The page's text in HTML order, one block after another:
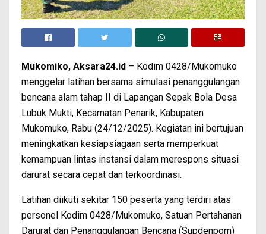
Mukomiko, Aksara24.id – Kodim 0428/Mukomuko
menggelar latihan bersama simulasi penanggulangan
bencana alam tahap II di Lapangan Sepak Bola Desa
Lubuk Mukti, Kecamatan Penarik, Kabupaten
Mukomuko, Rabu (24/12/2025). Kegiatan ini bertujuan
meningkatkan kesiapsiagaan serta memperkuat
kemampuan lintas instansi dalam merespons situasi
darurat secara cepat dan terkoordinasi.
Latihan diikuti sekitar 150 peserta yang terdiri atas
personel Kodim 0428/Mukomuko, Satuan Pertahanan
Darurat dan Penanggulangan Bencana (Supdenpom)